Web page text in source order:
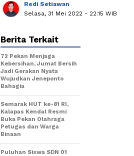
Redi Setiawan
Selasa, 31 Mei 2022 - 22:15 WIB
Berita Terkait
72 Pekan Menjaga
Kebersihan, Jumat Bersih
Jadi Gerakan Nyata
Wujudkan Jeneponto
Bahagia
Semarak HUT ke-81 RI,
Kalapas Kendal Resmi
Buka Pekan Olahraga
Petugas dan Warga
Binaan
Puluhan Siswa SDN 01